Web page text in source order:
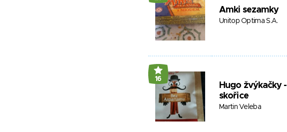
Amki sezamky
Unitop Optima S.A.
16
Hugo žvýkačky -
skořice
Martin Veleba